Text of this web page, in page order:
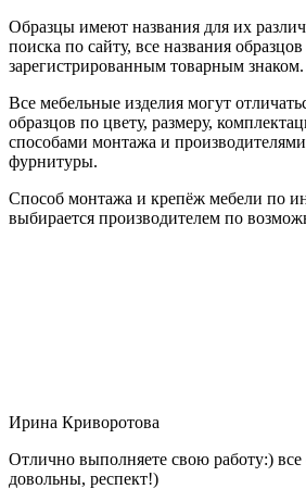
Образцы имеют названия для их
поиска по сайту, все названия
зарегистрированным товарным знаком.
Все мебельные изделия могут
образцов по цвету, размеру,
способами монтажа и
фурнитуры.
Способ монтажа и крепёж мебели по
выбирается производителем по
Ирина Криворотова
Отлично выполняете свою работу:) все
довольны, респект!)